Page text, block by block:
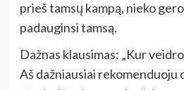
prieš tamsų kampą, nieko
padauginsi tamsą.
Dažnas klausimas: „Kur
Aš dažniausiai rekomenduoju